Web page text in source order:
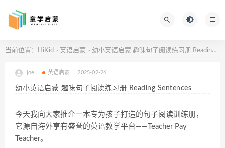
当前位置： HiKid > 英语启蒙 > 幼小英语启蒙 趣味句子阅读练习册 Reading Sentences
joe 英语启蒙 2025-02-26
幼小英语启蒙 趣味句子阅读练习册 Reading Sentences
今天我向大家推介一本专为孩子打造的句子阅读训练册，
它源自海外享有盛誉的英语教学平台——Teacher Pay
Teacher。